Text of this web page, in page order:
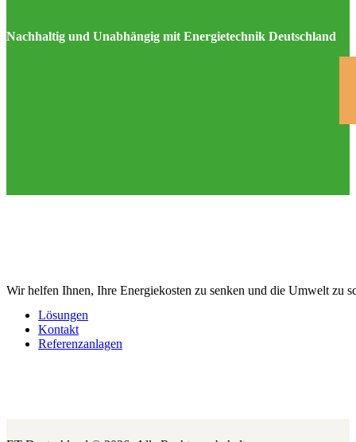
Nachhaltig und Unabhängig mit Energietechnik Deutschland
Wir helfen Ihnen, Ihre Energiekosten zu senken und die Umwelt zu
Lösungen
Kontakt
Referenzanlagen